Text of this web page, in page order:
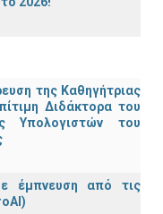
της Καθηγήτριας
Διδάκτορα του
Υπολογιστών του
έμπνευση από τις